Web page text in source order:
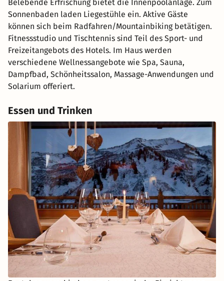
Belebende Erfrischung bietet die Innenpoolanlage. Zum
Sonnenbaden laden Liegestühle ein. Aktive Gäste
können sich beim Radfahren/Mountainbiking betätigen.
Fitnessstudio und Tischtennis sind Teil des Sport- und
Freizeitangebots des Hotels. Im Haus werden
verschiedene Wellnessangebote wie Spa, Sauna,
Dampfbad, Schönheitssalon, Massage-Anwendungen und
Solarium offeriert.
Essen und Trinken